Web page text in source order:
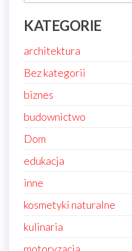
KATEGORIE
architektura
Bez kategorii
biznes
budownictwo
Dom
edukacja
inne
kosmetyki naturalne
kulinaria